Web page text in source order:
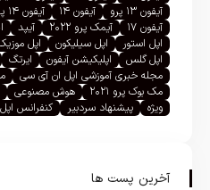
آیفون ۱۳ پرو
آیفون ۱۴ آیفون ۱۴ پرو
آیفون ۱۷
آیمک پرو ۲۰۲۲ آیپد
اپل استور
اپل سیلیکون اپل
اپل گلس
اپلیکیشن آیفون ایرتگ
مجله خبری آموزشی اپل ان آی سی
مک بوک پرو ۲۰۲۱
هوش مصنوعی
ویژه
پیشنهاد سردبیر کنفرانس اپل
آخرین پست ها